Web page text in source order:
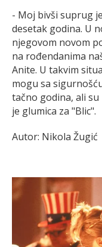
- Moj bivši suprug
desetak godina. U
njegovom novom
na rođendanima
Anite. U takvim
mogu sa
tačno godina, ali
je glumica za "Blic".
Autor: Nikola Žugić